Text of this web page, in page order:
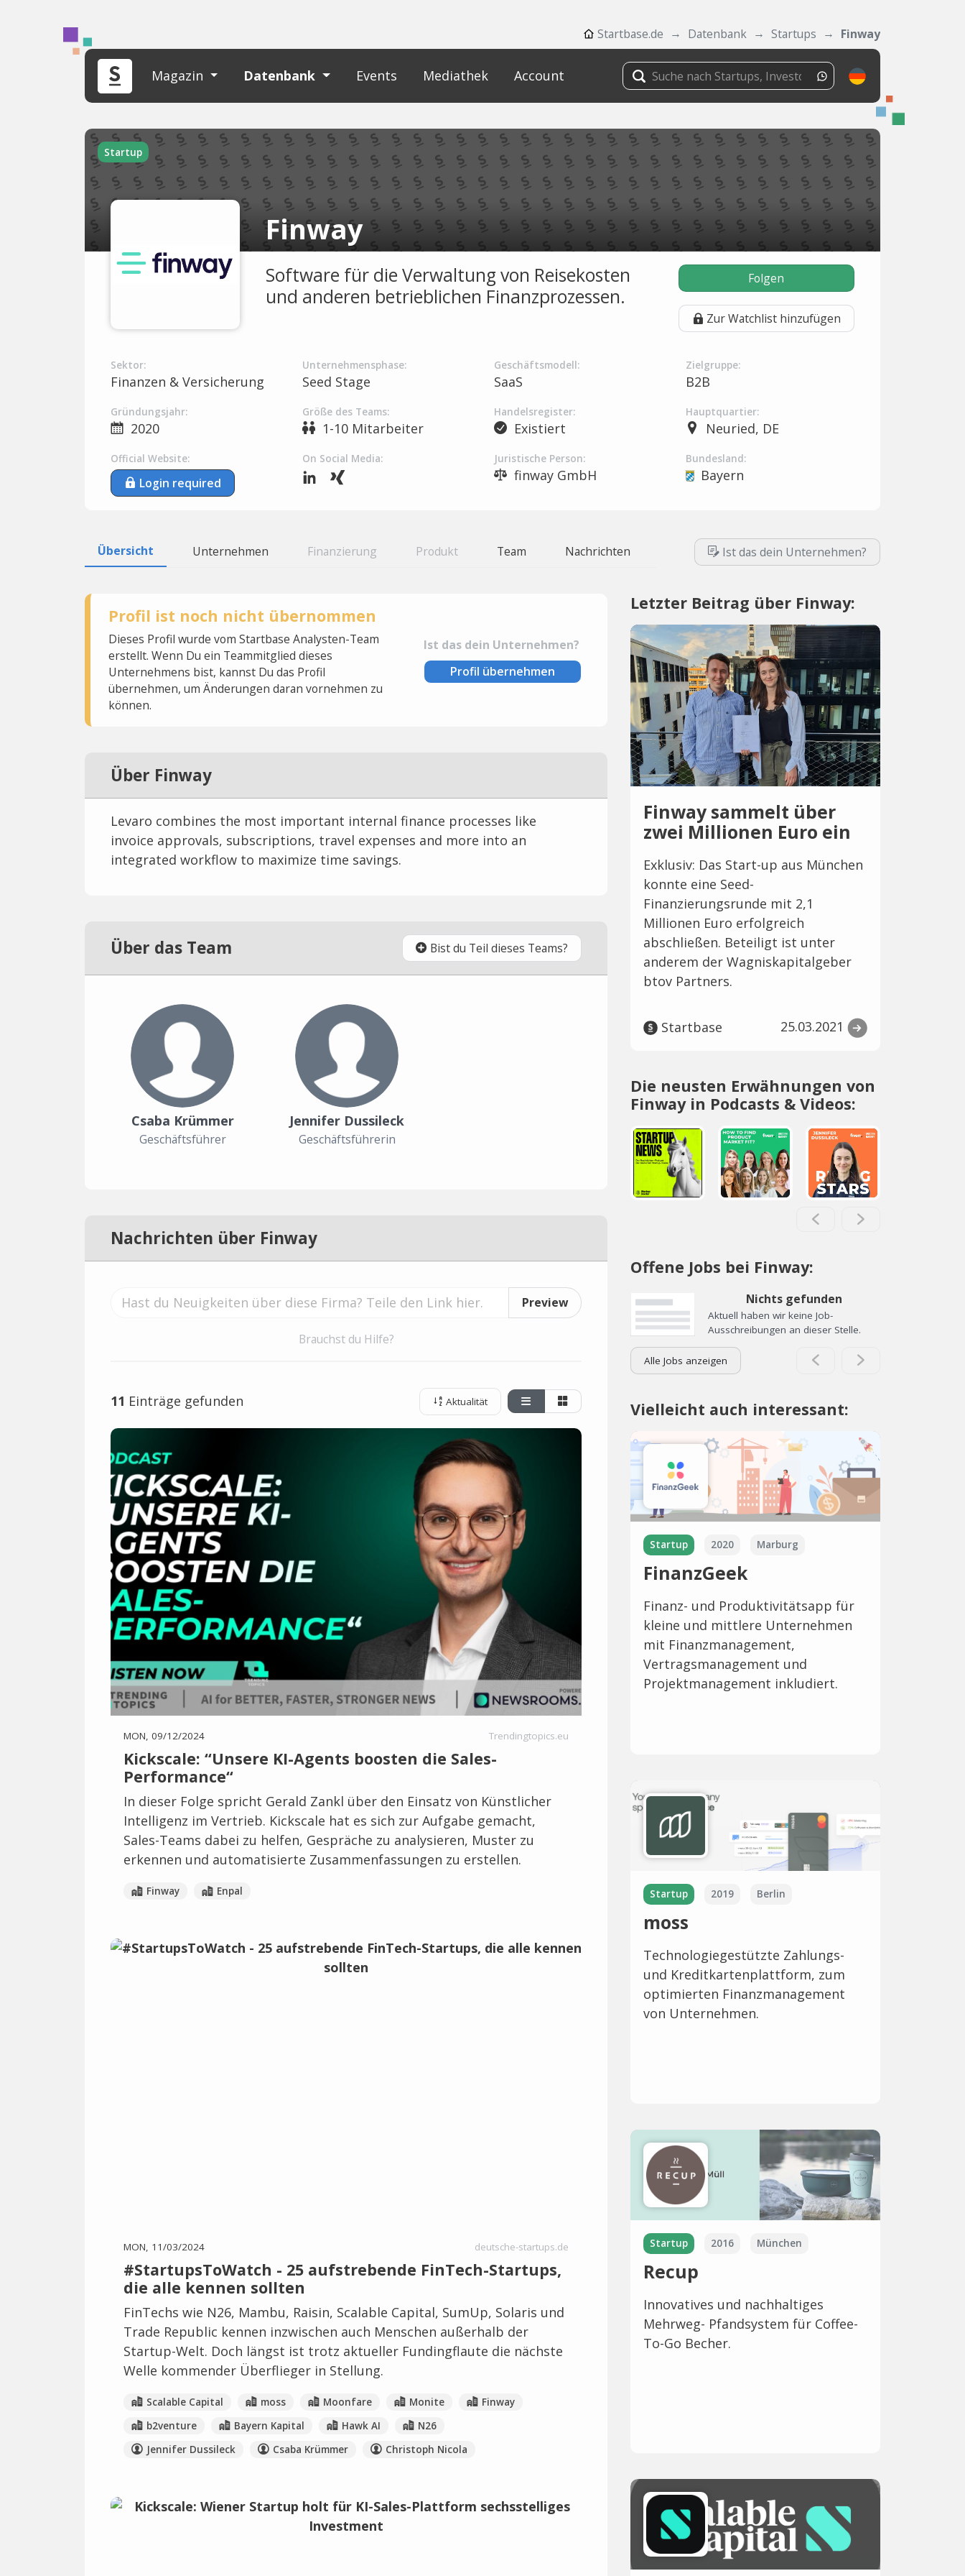
Startbase.de Datenbank Startups Finway
Magazin Datenbank Events Mediathek Account
Startup
Finway
Software für die Verwaltung von Reisekosten
und anderen betrieblichen Finanzprozessen.
Folgen
Zur Watchlist hinzufügen
Sektor:
Finanzen & Versicherung
Unternehmensphase:
Seed Stage
Geschäftsmodell:
SaaS
Zielgruppe:
B2B
Gründungsjahr:
2020
Größe des Teams:
1-10 Mitarbeiter
Handelsregister:
Existiert
Hauptquartier:
Neuried, DE
Official Website:
Login required
On Social Media: Juristische Person:
finway GmbH
Bundesland:
Bayern
Übersicht Unternehmen Finanzierung Produkt Team Nachrichten Ist das dein Unternehmen?
Profil ist noch nicht übernommen
Dieses Profil wurde vom Startbase Analysten-Team
erstellt. Wenn Du ein Teammitglied dieses
Unternehmens bist, kannst Du das Profil
übernehmen, um Änderungen daran vornehmen zu
können.
Ist das dein Unternehmen?
Profil übernehmen
Über Finway
Levaro combines the most important internal finance processes like
invoice approvals, subscriptions, travel expenses and more into an
integrated workflow to maximize time savings.
Über das Team Bist du Teil dieses Teams?
Csaba Krümmer
Geschäftsführer
Jennifer Dussileck
Geschäftsführerin
Nachrichten über Finway
Preview
Brauchst du Hilfe?
11 Einträge gefunden Aktualität
MON, 09/12/2024 Trendingtopics.eu
Kickscale: “Unsere KI-Agents boosten die Sales-
Performance“
In dieser Folge spricht Gerald Zankl über den Einsatz von Künstlicher
Intelligenz im Vertrieb. Kickscale hat es sich zur Aufgabe gemacht,
Sales-Teams dabei zu helfen, Gespräche zu analysieren, Muster zu
erkennen und automatisierte Zusammenfassungen zu erstellen.
Finway Enpal
MON, 11/03/2024 deutsche-startups.de
#StartupsToWatch - 25 aufstrebende FinTech-Startups,
die alle kennen sollten
FinTechs wie N26, Mambu, Raisin, Scalable Capital, SumUp, Solaris und
Trade Republic kennen inzwischen auch Menschen außerhalb der
Startup-Welt. Doch längst ist trotz aktueller Fundingflaute die nächste
Welle kommender Überflieger in Stellung.
Scalable Capital moss Moonfare Monite
Finway
b2venture
Bayern Kapital Hawk AI
N26
Jennifer Dussileck
Csaba Krümmer Christoph Nicola
Letzter Beitrag über Finway:
Finway sammelt über
zwei Millionen Euro ein
Exklusiv: Das Start-up aus München
konnte eine Seed-
Finanzierungsrunde mit 2,1
Millionen Euro erfolgreich
abschließen. Beteiligt ist unter
anderem der Wagniskapitalgeber
btov Partners.
Startbase 25.03.2021
Die neusten Erwähnungen von
Finway in Podcasts & Videos:
Offene Jobs bei Finway:
Nichts gefunden
Aktuell haben wir keine Job-
Ausschreibungen an dieser Stelle.
Alle Jobs anzeigen
Vielleicht auch interessant:
Startup 2020 Marburg
FinanzGeek
Finanz- und Produktivitätsapp für
kleine und mittlere Unternehmen
mit Finanzmanagement,
Vertragsmanagement und
Projektmanagement inkludiert.
Startup 2019 Berlin
moss
Technologiegestützte Zahlungs-
und Kreditkartenplattform, zum
optimierten Finanzmanagement
von Unternehmen.
Startup 2016 München
Recup
Innovatives und nachhaltiges
Mehrweg- Pfandsystem für Coffee-
To-Go Becher.